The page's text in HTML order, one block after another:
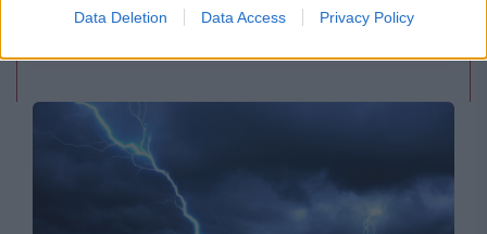
Data Deletion Data Access Privacy Policy
pierderea a 5,8 miliarde de euro din PNRR și a